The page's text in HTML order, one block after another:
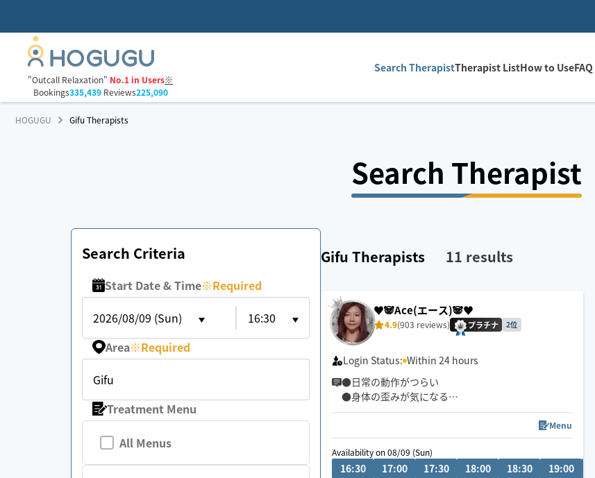
"Outcall Relaxation" No.1 in Users※
Bookings335,439Reviews225,090
Search TherapistTherapist ListHow to UseFAQ
HOGUGU Gifu Therapists
Search Therapist
Search Criteria
Start Date & Time※Required
2026/08/09 (Sun)
16:30
Area※Required
Gifu
Treatment Menu
All Menus
Gifu Therapists 11 results
♥️🐼Ace(エース)🐼♥️
4.9(903 reviews) プラチナ 2位
Login Status: Within 24 hours
●日常の動作がつらい
●身体の歪みが気になる
●趣味や仕事のパフォーマンスを良くしたい
どんなお悩みにも真摯に向き合い身体の痛みや不
調、お客様の気になる所をその場しのぎではなく"根
本"から対応させて頂きます
Menu
Availability on 08/09 (Sun)
16:30 17:00 17:30 18:00 18:30 19:00